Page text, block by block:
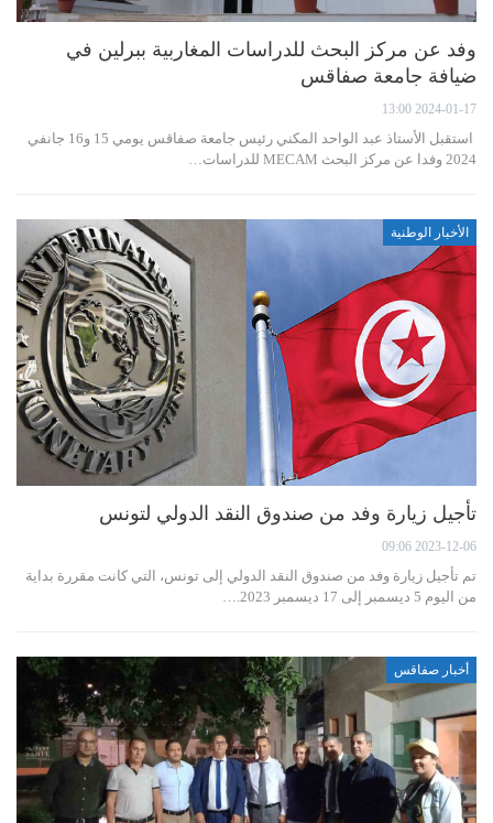
وفد عن مركز البحث للدراسات المغاربية ببرلين في
ضيافة جامعة صفاقس
2024-01-17 13:00
استقبل الأستاذ عبد الواحد المكني رئيس جامعة صفاقس يومي 15 و16 جانفي
2024 وفدا عن مركز البحث MECAM للدراسات…
الأخبار الوطنية
تأجيل زيارة وفد من صندوق النقد الدولي لتونس
2023-12-06 09:06
تم تأجيل زيارة وفد من صندوق النقد الدولي إلى تونس، التي كانت مقررة بداية
من اليوم 5 ديسمبر إلى 17 ديسمبر 2023.…
أخبار صفاقس